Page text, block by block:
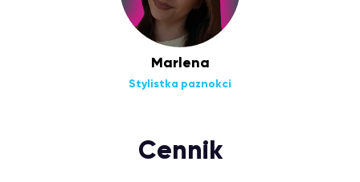
Marlena
Stylistka paznokci
Cennik